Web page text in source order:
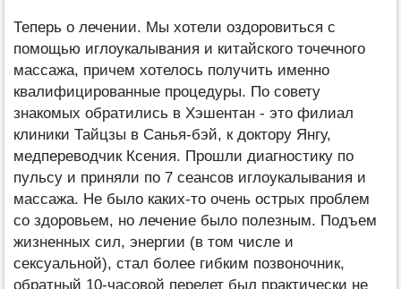
Теперь о лечении. Мы хотели оздоровиться с
помощью иглоукалывания и китайского точечного
массажа, причем хотелось получить именно
квалифицированные процедуры. По совету
знакомых обратились в Хэшентан - это филиал
клиники Тайцзы в Санья-бэй, к доктору Янгу,
медпереводчик Ксения. Прошли диагностику по
пульсу и приняли по 7 сеансов иглоукалывания и
массажа. Не было каких-то очень острых проблем
со здоровьем, но лечение было полезным. Подъем
жизненных сил, энергии (в том числе и
сексуальной), стал более гибким позвоночник,
обратный 10-часовой перелет был практически не